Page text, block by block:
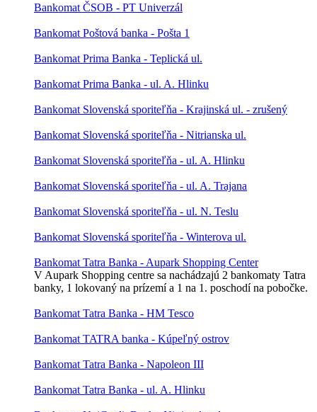
Bankomat ČSOB - PT Univerzál
Bankomat Poštová banka - Pošta 1
Bankomat Prima Banka - Teplická ul.
Bankomat Prima Banka - ul. A. Hlinku
Bankomat Slovenská sporiteľňa - Krajinská ul. - zrušený
Bankomat Slovenská sporiteľňa - Nitrianska ul.
Bankomat Slovenská sporiteľňa - ul. A. Hlinku
Bankomat Slovenská sporiteľňa - ul. A. Trajana
Bankomat Slovenská sporiteľňa - ul. N. Teslu
Bankomat Slovenská sporiteľňa - Winterova ul.
Bankomat Tatra Banka - Aupark Shopping Center
V Aupark Shopping centre sa nachádzajú 2 bankomaty Tatra
banky, 1 lokovaný na prízemí a 1 na 1. poschodí na pobočke.
Bankomat Tatra Banka - HM Tesco
Bankomat TATRA banka - Kúpeľný ostrov
Bankomat Tatra Banka - Napoleon III
Bankomat Tatra Banka - ul. A. Hlinku